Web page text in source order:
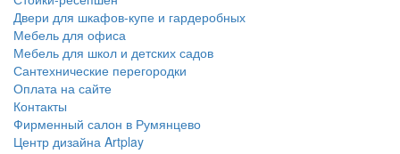
Двери для шкафов-купе и гардеробных
Мебель для офиса
Мебель для школ и детских садов
Сантехнические перегородки
Оплата на сайте
Контакты
Фирменный салон в Румянцево
Центр дизайна Artplay